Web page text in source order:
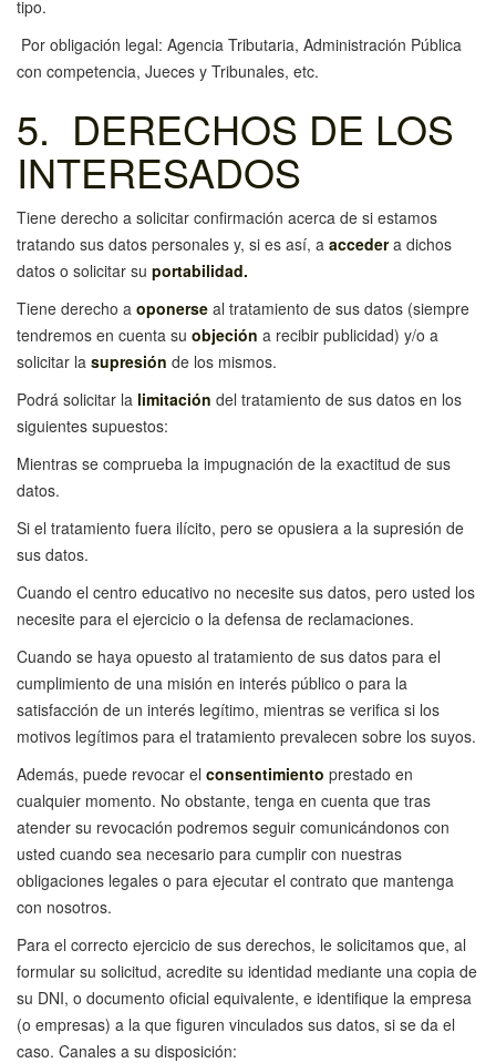
tipo.
Por obligación legal: Agencia Tributaria, Administración Pública
con competencia, Jueces y Tribunales, etc.
5. DERECHOS DE LOS
INTERESADOS
Tiene derecho a solicitar confirmación acerca de si estamos
tratando sus datos personales y, si es así, a accedera dichos
datos o solicitar su portabilidad.
Tiene derecho a oponerse al tratamiento de sus datos (siempre
tendremos en cuenta su objeción a recibir publicidad) y/o a
solicitar la supresión de los mismos.
Podrá solicitar la limitación del tratamiento de sus datos en los
siguientes supuestos:
Mientras se comprueba la impugnación de la exactitud de sus
datos.
Si el tratamiento fuera ilícito, pero se opusiera a la supresión de
sus datos.
Cuando el centro educativo no necesite sus datos, pero usted los
necesite para el ejercicio o la defensa de reclamaciones.
Cuando se haya opuesto al tratamiento de sus datos para el
cumplimiento de una misión en interés público o para la
satisfacción de un interés legítimo, mientras se verifica si los
motivos legítimos para el tratamiento prevalecen sobre los suyos.
Además, puede revocar el consentimiento prestado en
cualquier momento. No obstante, tenga en cuenta que tras
atender su revocación podremos seguir comunicándonos con
usted cuando sea necesario para cumplir con nuestras
obligaciones legales o para ejecutar el contrato que mantenga
con nosotros.
Para el correcto ejercicio de sus derechos, le solicitamos que, al
formular su solicitud, acredite su identidad mediante una copia de
su DNI, o documento oficial equivalente, e identifique la empresa
(o empresas) a la que figuren vinculados sus datos, si se da el
caso. Canales a su disposición: